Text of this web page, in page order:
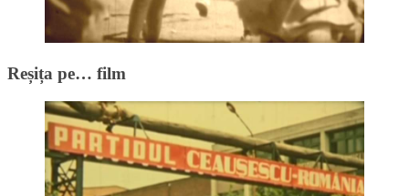
Reșița pe… film